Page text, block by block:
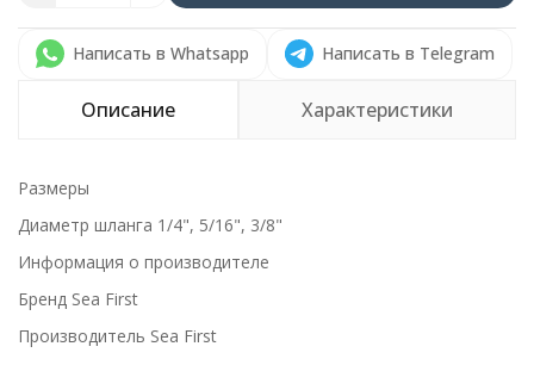
Написать в Whatsapp Написать в Telegram
Описание Характеристики
Размеры
Диаметр шланга 1/4", 5/16", 3/8"
Информация о производителе
Бренд Sea First
Производитель Sea First